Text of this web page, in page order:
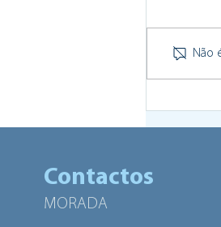
Não
Contactos
MORADA